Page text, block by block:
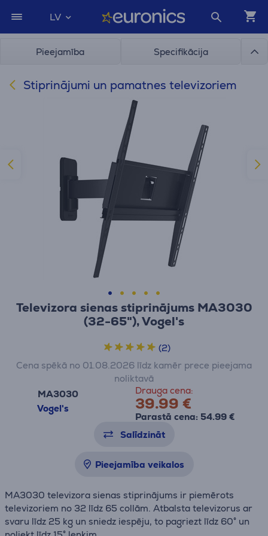
LV
Pieejamība Specifikācija
Stiprinājumi un pamatnes televizoriem
Televizora sienas stiprinājums MA3030
(32-65"), Vogel's
MA3030
Vogel's
Drauga cena:
39.99 €
Parastā cena: 54.99 €
Cena spēkā no 01.08.2026 līdz kamēr prece pieejama
noliktavā
(2)
Salīdzināt
Pieejamība veikalos
MA3030 televizora sienas stiprinājums ir piemērots
televizoriem no 32 līdz 65 collām. Atbalsta televizorus ar
svaru līdz 25 kg un sniedz iespēju, to pagriezt līdz 60° un